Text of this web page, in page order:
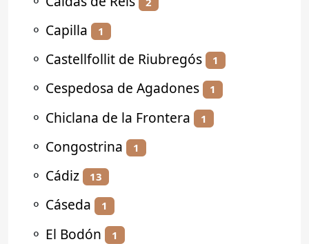
⚬ Capilla 1
⚬ Castellfollit de Riubregós 1
⚬ Cespedosa de Agadones 1
⚬ Chiclana de la Frontera 1
⚬ Congostrina 1
⚬ Cádiz 13
⚬ Cáseda 1
⚬ El Bodón 1